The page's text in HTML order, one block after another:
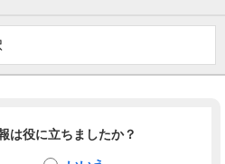
は役に立ちましたか？